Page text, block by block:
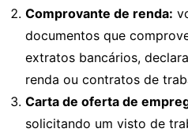
Comprovante de renda:
documentos que
extratos bancários,
renda ou contratos de
Carta de oferta de
solicitando um visto de